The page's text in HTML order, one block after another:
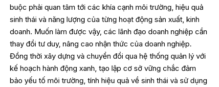
buộc phải quan tâm tới các khía cạnh môi trường, hiệu quả
sinh thái và năng lượng của từng hoạt động sản xuất, kinh
doanh. Muốn làm được vậy, các lãnh đạo doanh nghiệp cần
thay đổi tư duy, nâng cao nhận thức của doanh nghiệp.
Đồng thời xây dựng và chuyển đổi qua hệ thống quản lý với
kế hoạch hành động xanh, tạo lập cơ sở vững chắc đảm
bảo yếu tố môi trường, tính hiệu quả về sinh thái và sử dụng